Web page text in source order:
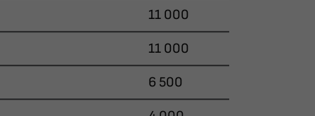
11 000
11 000
6 500